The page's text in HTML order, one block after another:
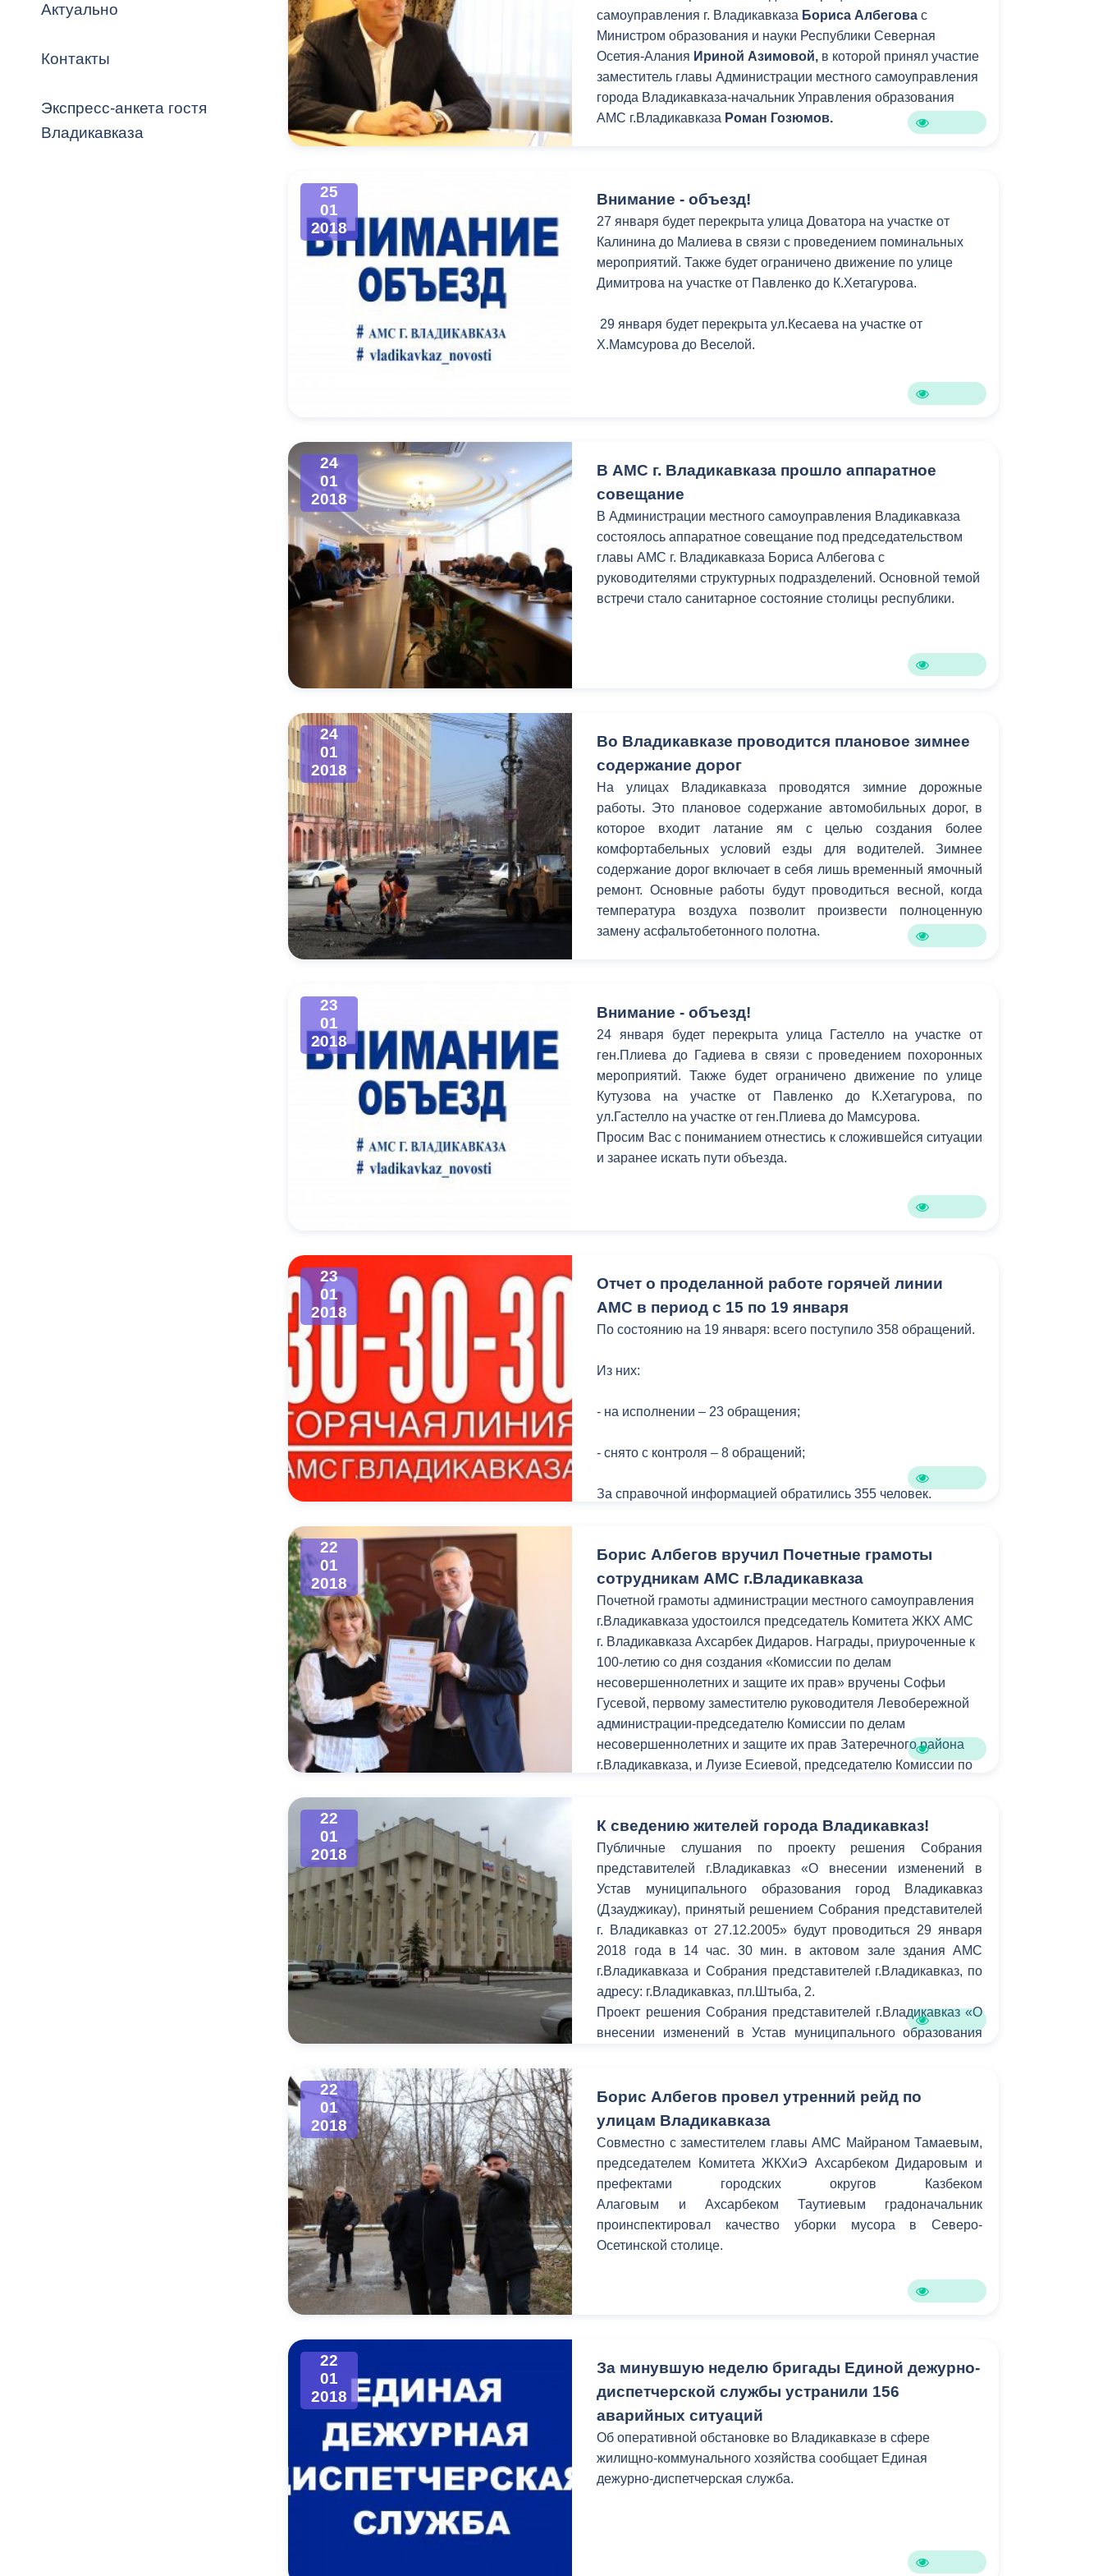
Владикавказ
Распоряжения, постановления Кадровая политика Противодействие коррупции
ОРВ и экспертиза НПА Контактная информация Градостроительная деятельность
Оценка деятельности органов
местного самоуправления
Списки граждан, состоящих на
учете в качестве нуждающихся в
улучшении жилищных условий по
Формирование комфортной
городской среды
Открытые данные
Общественное обсуждение
документов стратегического
планирования
Гражданская оборона в
чрезвычайных ситуациях
Незаконное строительство
Порядок обжалования решений и
действий органов местного
Информация финансового
Актуально
Контакты
Экспресс-анкета гостя
Владикавказа
самоуправления г. Владикавказа Бориса Албегова с
Министром образования и науки Республики Северная
Осетия-Алания Ириной Азимовой, в которой принял участие
заместитель главы Администрации местного самоуправления
города Владикавказа-начальник Управления образования
АМС г.Владикавказа Роман Гозюмов.
25
01
2018
Внимание - объезд!
27 января будет перекрыта улица Доватора на участке от
Калинина до Малиева в связи с проведением поминальных
мероприятий. Также будет ограничено движение по улице
Димитрова на участке от Павленко до К.Хетагурова.
29 января будет перекрыта ул.Кесаева на участке от
Х.Мамсурова до Веселой.
24
01
2018
В АМС г. Владикавказа прошло аппаратное
совещание
В Администрации местного самоуправления Владикавказа
состоялось аппаратное совещание под председательством
главы АМС г. Владикавказа Бориса Албегова с
руководителями структурных подразделений. Основной темой
встречи стало санитарное состояние столицы республики.
24
01
2018
Во Владикавказе проводится плановое зимнее
содержание дорог
На улицах Владикавказа проводятся зимние дорожные
работы. Это плановое содержание автомобильных дорог, в
которое входит латание ям с целью создания более
комфортабельных условий езды для водителей. Зимнее
содержание дорог включает в себя лишь временный ямочный
ремонт. Основные работы будут проводиться весной, когда
температура воздуха позволит произвести полноценную
замену асфальтобетонного полотна.
23
01
2018
Внимание - объезд!
24 января будет перекрыта улица Гастелло на участке от
ген.Плиева до Гадиева в связи с проведением похоронных
мероприятий. Также будет ограничено движение по улице
Кутузова на участке от Павленко до К.Хетагурова, по
ул.Гастелло на участке от ген.Плиева до Мамсурова.
Просим Вас с пониманием отнестись к сложившейся ситуации
и заранее искать пути объезда.
23
01
2018
Отчет о проделанной работе горячей линии
АМС в период с 15 по 19 января
По состоянию на 19 января: всего поступило 358 обращений.
Из них:
- на исполнении – 23 обращения;
- снято с контроля – 8 обращений;
За справочной информацией обратились 355 человек.
22
01
2018
Борис Албегов вручил Почетные грамоты
сотрудникам АМС г.Владикавказа
Почетной грамоты администрации местного самоуправления
г.Владикавказа удостоился председатель Комитета ЖКХ АМС
г. Владикавказа Ахсарбек Дидаров. Награды, приуроченные к
100-летию со дня создания «Комиссии по делам
несовершеннолетних и защите их прав» вручены Софьи
Гусевой, первому заместителю руководителя Левобережной
администрации-председателю Комиссии по делам
несовершеннолетних и защите их прав Затеречного района
г.Владикавказа, и Луизе Есиевой, председателю Комиссии по
22
01
2018
К сведению жителей города Владикавказ!
Публичные слушания по проекту решения Собрания
представителей г.Владикавказ «О внесении изменений в
Устав муниципального образования город Владикавказ
(Дзауджикау), принятый решением Собрания представителей
г. Владикавказ от 27.12.2005» будут проводиться 29 января
2018 года в 14 час. 30 мин. в актовом зале здания АМС
г.Владикавказа и Собрания представителей г.Владикавказ, по
адресу: г.Владикавказ, пл.Штыба, 2.
Проект решения Собрания представителей г.Владикавказ «О
внесении изменений в Устав муниципального образования
опубликован в газете «Владикавказ» №145 (2325) от
28.12.2017г, а также размещен на официальном сайте
Собрания представителей г.Владикавказ и АМС
г.Владикавказа http://vladikavkaz-osetia.ru
22
01
2018
Борис Албегов провел утренний рейд по
улицам Владикавказа
Совместно с заместителем главы АМС Майраном Тамаевым,
председателем Комитета ЖКХиЭ Ахсарбеком Дидаровым и
префектами городских округов Казбеком
Алаговым и Ахсарбеком Таутиевым градоначальник
проинспектировал качество уборки мусора в Северо-
Осетинской столице.
22
01
2018
За минувшую неделю бригады Единой дежурно-
диспетчерской службы устранили 156
аварийных ситуаций
Об оперативной обстановке во Владикавказе в сфере
жилищно-коммунального хозяйства сообщает Единая
дежурно-диспетчерская служба.